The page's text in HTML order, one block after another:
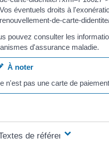
Vos éventuels droits à
renouvellement-de-carte-
pouvez consulter les
d'assurance maladie.
À noter
n'est pas une carte de
de référence